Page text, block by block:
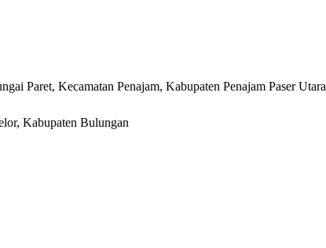
Paret, Kecamatan Penajam, Kabupaten Penajam Paser Utara
Kabupaten Bulungan